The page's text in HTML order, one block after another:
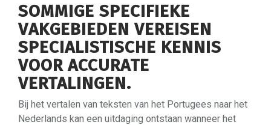
SOMMIGE SPECIFIEKE
VAKGEBIEDEN VEREISEN
SPECIALISTISCHE KENNIS
VOOR ACCURATE
VERTALINGEN.
Bij het vertalen van teksten van het Portugees naar het
Nederlands kan een uitdaging ontstaan wanneer het